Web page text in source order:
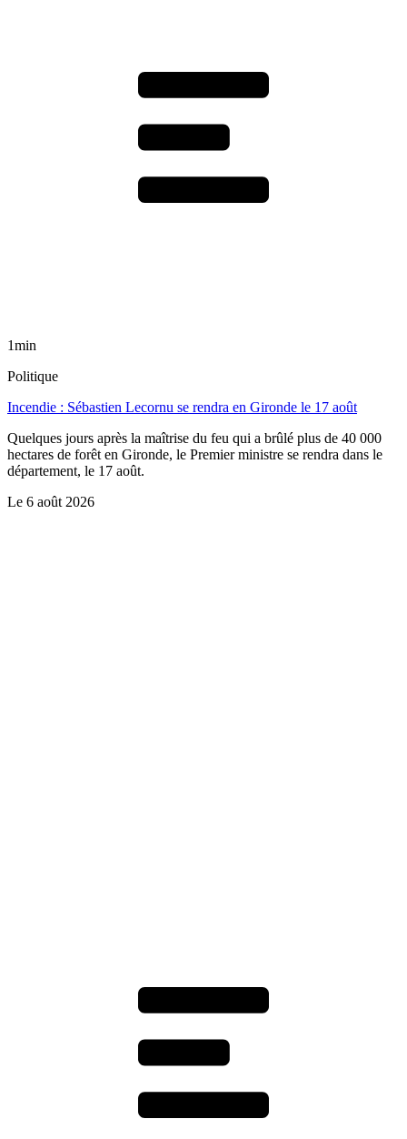
1min
Politique
Incendie : Sébastien Lecornu se rendra en Gironde le 17 août
Quelques jours après la maîtrise du feu qui a brûlé plus de 40 000
hectares de forêt en Gironde, le Premier ministre se rendra dans le
département, le 17 août.
Le 6 août 2026